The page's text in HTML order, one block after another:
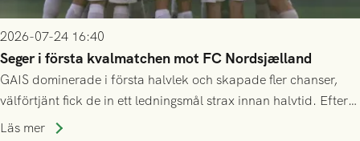
2026-07-24 16:40
Seger i första kvalmatchen mot FC Nordsjælland
GAIS dominerade i första halvlek och skapade fler chanser,
välförtjänt fick de in ett ledningsmål strax innan halvtid. Efter
halvtidsvilan sjönk tempot när Nordsjälland tilläts ha mer av
Läs mer